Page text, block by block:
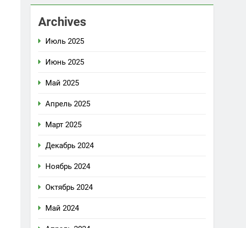
Archives
Июль 2025
Июнь 2025
Май 2025
Апрель 2025
Март 2025
Декабрь 2024
Ноябрь 2024
Октябрь 2024
Май 2024